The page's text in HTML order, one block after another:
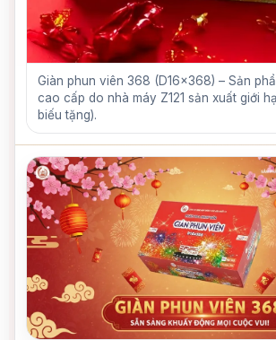
Giàn phun viên 368 (D16x368) – Sản
cao cấp do nhà máy Z121 sản xuất giới
biếu tặng).